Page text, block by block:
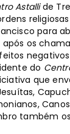
Astallide
para
os
negativos
do
que
também